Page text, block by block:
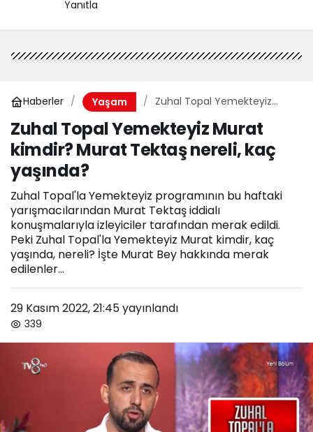
Yanıtla
Haberler Yaşam
Zuhal Topal Yemekteyiz
nereli, kaç yaşında?
Zuhal Topal Yemekteyiz Murat
kimdir? Murat Tektaş nereli, kaç
yaşında?
Zuhal Topal'la Yemekteyiz programının bu haftaki
yarışmacılarından Murat Tektaş iddialı
konuşmalarıyla izleyiciler tarafından merak edildi.
Peki Zuhal Topal'la Yemekteyiz Murat kimdir, kaç
yaşında, nereli? İşte Murat Bey hakkında merak
edilenler...
29 Kasım 2022, 21:45yayınlandı
339